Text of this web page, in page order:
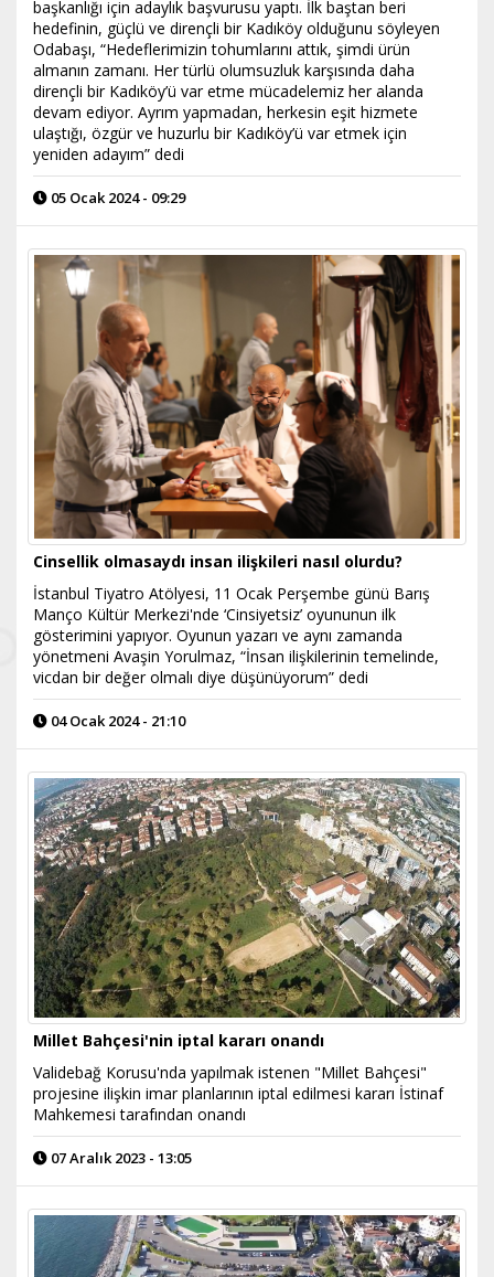
başkanlığı için adaylık başvurusu yaptı. İlk baştan beri
hedefinin, güçlü ve dirençli bir Kadıköy olduğunu söyleyen
Odabaşı, “Hedeflerimizin tohumlarını attık, şimdi ürün
almanın zamanı. Her türlü olumsuzluk karşısında daha
dirençli bir Kadıköy’ü var etme mücadelemiz her alanda
devam ediyor. Ayrım yapmadan, herkesin eşit hizmete
ulaştığı, özgür ve huzurlu bir Kadıköy’ü var etmek için
yeniden adayım” dedi
05 Ocak 2024 - 09:29
Cinsellik olmasaydı insan ilişkileri nasıl olurdu?
İstanbul Tiyatro Atölyesi, 11 Ocak Perşembe günü Barış
Manço Kültür Merkezi'nde ‘Cinsiyetsiz’ oyununun ilk
gösterimini yapıyor. Oyunun yazarı ve aynı zamanda
yönetmeni Avaşin Yorulmaz, “İnsan ilişkilerinin temelinde,
vicdan bir değer olmalı diye düşünüyorum” dedi
04 Ocak 2024 - 21:10
Millet Bahçesi'nin iptal kararı onandı
Validebağ Korusu'nda yapılmak istenen "Millet Bahçesi"
projesine ilişkin imar planlarının iptal edilmesi kararı İstinaf
Mahkemesi tarafından onandı
07 Aralık 2023 - 13:05